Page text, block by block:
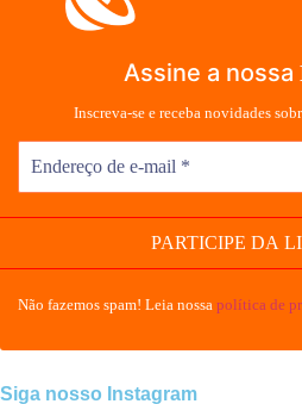
Assine a nossa
Inscreva-se e receba novidades
Não fazemos spam! Leia nossa política de
Siga nosso Instagram